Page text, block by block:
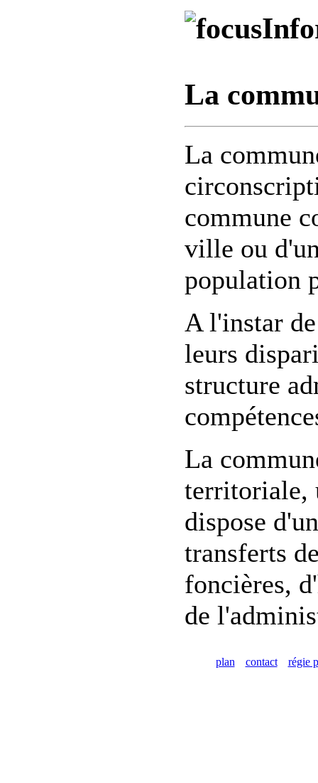
La
La
commune
ville ou
population
A l'instar
leurs
structure
La
territoriale,
dispose
transferts
foncières,
de
plan contact régie